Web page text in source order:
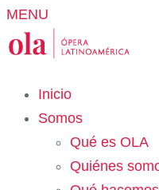
MENU
Inicio
Somos
Qué es OLA
Quiénes